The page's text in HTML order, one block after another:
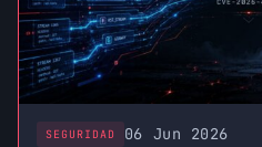
SEGURIDAD 06 Jun 2026